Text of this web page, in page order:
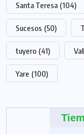
Santa Teresa (104)
Sucesos (50)
tuyero (41)
Yare (100)